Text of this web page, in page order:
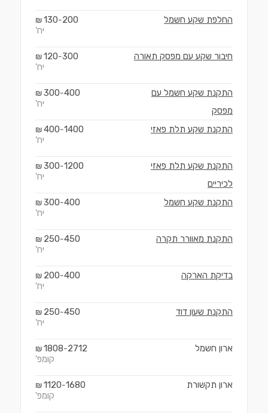
החלפת שקע חשמל 130-200
₪
יח'
חיבור שקע עם מפסק תאורה 120-300
₪
יח'
התקנת שקע חשמל עם
מפסק
300-400
₪
יח'
התקנת שקע תלת פאזי 400-1400
₪
יח'
התקנת שקע תלת פאזי
לכיריים
300-1200
₪
יח'
התקנת שקע חשמל 300-400
₪
יח'
התקנת מאוורר תקרה 250-450
₪
יח'
בדיקת הארקה 200-400
₪
יח'
התקנת שעון דוד 250-450
₪
יח'
ארון חשמל 1808-2712
₪
קומפ'
ארון תקשורת 1120-1680
₪
קומפ'